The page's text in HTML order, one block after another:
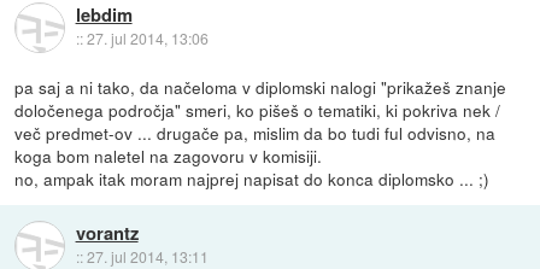
lebdim
::27. jul 2014, 13:06
pa saj a ni tako, da načeloma v diplomski nalogi "prikažeš znanje
določenega področja" smeri, ko pišeš o tematiki, ki pokriva nek /
več predmet-ov ... drugače pa, mislim da bo tudi ful odvisno, na
koga bom naletel na zagovoru v komisiji.
no, ampak itak moram najprej napisat do konca diplomsko ... ;)
vorantz
::27. jul 2014, 13:11